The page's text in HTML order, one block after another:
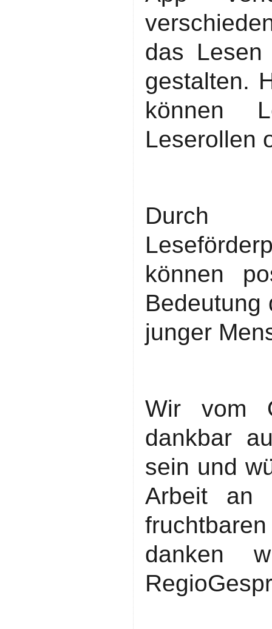
das Lesen
gestalten.
können
Leserollen
Durch
können
Bedeutung
junger
Wir vom
dankbar
sein und
Arbeit an
danken